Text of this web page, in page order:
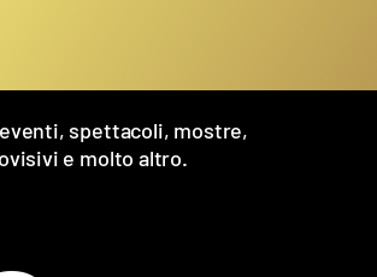
spettacoli, mostre,
e molto altro.